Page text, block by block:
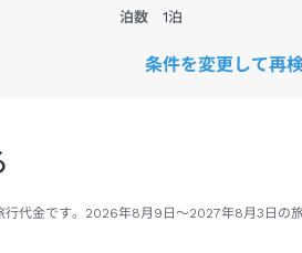
泊数 1泊
条件を変更して再
代金です。 2026年8月9日 ～2027年8月3日 の